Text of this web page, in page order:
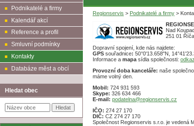
Podnikatelé a firmy
Kalendář akcí
Reference a profil
Smluvní podmínky
Kontakty
Databáze měst a obcí
Hledat obec
Regionservis > Podnikatelé a firmy >
Nad
251 01
Dopravní spojení, kde nás najdete:
GPS souřadnice: 50°0'13.658"N,
Informace a mapa sídla společnosti:
Provozní doba kanceláře: naše
máme volný den.
Mobil: 724 931 593
Skype: 326 634 466
E-mail: podatelna@regionservis.cz
IČO: 274 27 170
DIČ: CZ 274 27 170
Společnost Regionservis s.r.o. je vedená